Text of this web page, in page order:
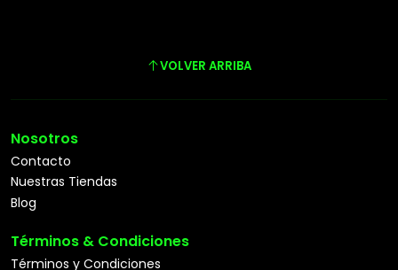
VOLVER ARRIBA
Nosotros
Contacto
Nuestras Tiendas
Blog
Términos & Condiciones
Términos y Condiciones